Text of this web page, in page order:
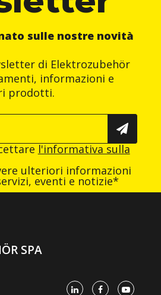
sulle nostre novità
di Elektrozubehör
informazioni e
prodotti.
l'informativa sulla
ulteriori informazioni
eventi e notizie*
SPA